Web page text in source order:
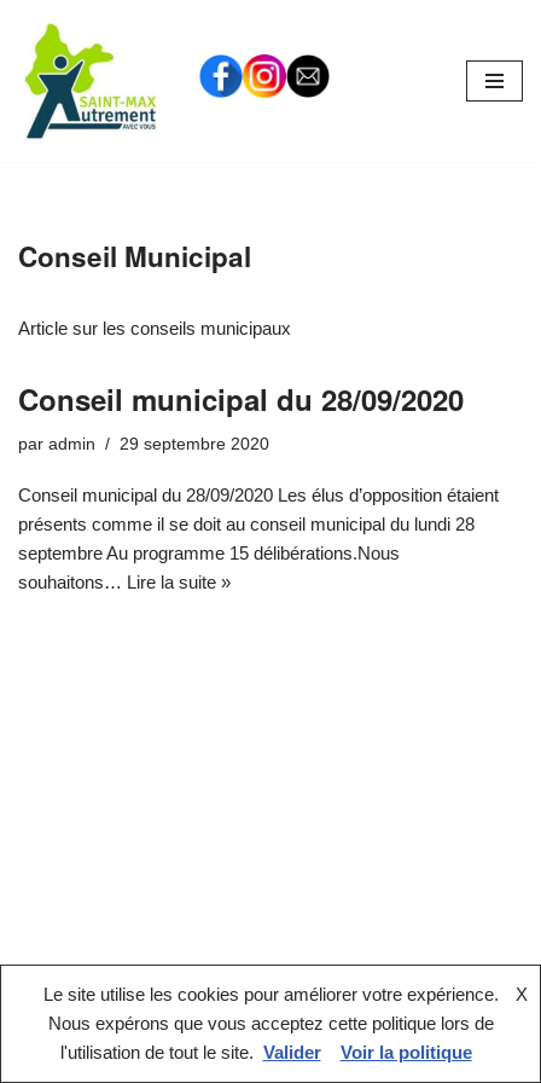
Aller
au
contenu
Conseil Municipal
Article sur les conseils municipaux
Conseil municipal du 28/09/2020
par admin 29 septembre 2020
Conseil municipal du 28/09/2020 Les élus d’opposition étaient
présents comme il se doit au conseil municipal du lundi 28
septembre Au programme 15 délibérations.Nous
souhaitons… Lire la suite »
Mentions légales
Le site utilise les cookies pour améliorer votre expérience.
Nous expérons que vous acceptez cette politique lors de
l'utilisation de tout le site.
X
Valider Voir la politique